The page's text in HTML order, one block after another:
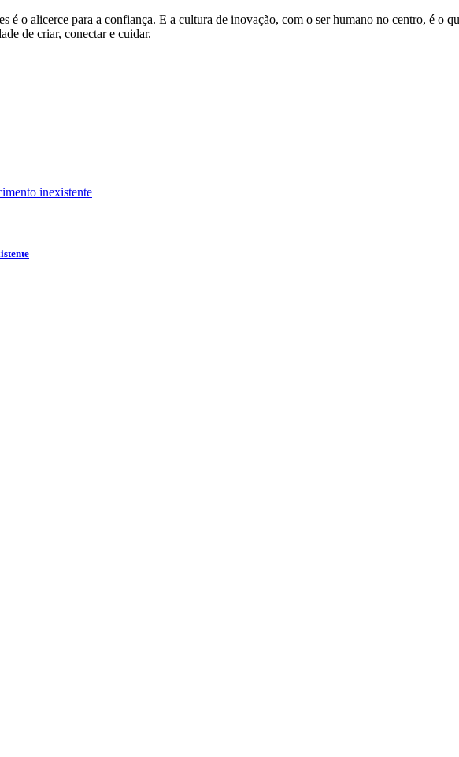
é o alicerce para a confiança. E a cultura de inovação, com o ser humano no centro, é o
de criar, conectar e cuidar.